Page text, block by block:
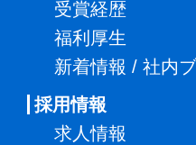
受賞経歴
福利厚生
新着情報 / 社内
採用情報
求人情報